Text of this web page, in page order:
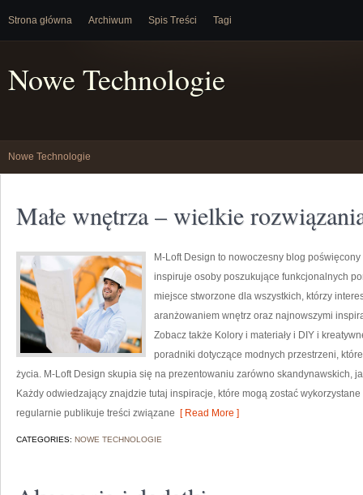
Strona główna Archiwum Spis Treści Tagi
Nowe Technologie
Nowe Technologie
Małe wnętrza – wielkie
M-Loft Design to nowoczesny blog
inspiruje osoby poszukujące funkcjonalnych
miejsce stworzone dla wszystkich, którzy
aranżowaniem wnętrz oraz najnowszymi
Zobacz także Kolory i materiały i DIY i
poradniki dotyczące modnych przestrzeni,
życia. M-Loft Design skupia się na prezentowaniu zarówno skandynawskich,
Każdy odwiedzający znajdzie tutaj inspiracje, które mogą zostać
regularnie publikuje treści związane [ Read More ]
CATEGORIES: NOWE TECHNOLOGIE